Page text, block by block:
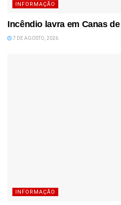
INFORMAÇÃO
Incêndio lavra em Canas
7 DE AGOSTO, 2026
INFORMAÇÃO